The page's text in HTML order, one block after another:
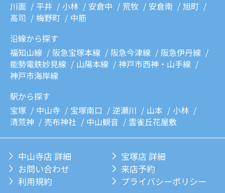
川面
平井 小林 安倉中 荒牧 安倉南
旭町
高司
梅野町
中筋
沿線から探す
福知山線
阪急宝塚本線 阪急今津線
阪急伊丹線
能勢電鉄妙見線
山陽本線
神戸市西神・山手線
神戸市海岸線
駅から探す
宝塚
中山寺 宝塚南口 逆瀬川 山本
小林
清荒神
売布神社 中山観音 雲雀丘花屋敷
中山寺店 詳細
宝塚店 詳細
お問い合わせ
来店予約
利用規約
プライバシーポリシー